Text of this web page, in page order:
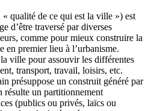
qualité de ce qui est la ville ») est
d’être traversé par diverses
comme pour mieux construire la
en premier lieu à l’urbanisme.
ville pour assouvir les différentes
transport, travail, loisirs, etc.
présuppose un construit généré par
résulte un partitionnement
(publics ou privés, laïcs ou